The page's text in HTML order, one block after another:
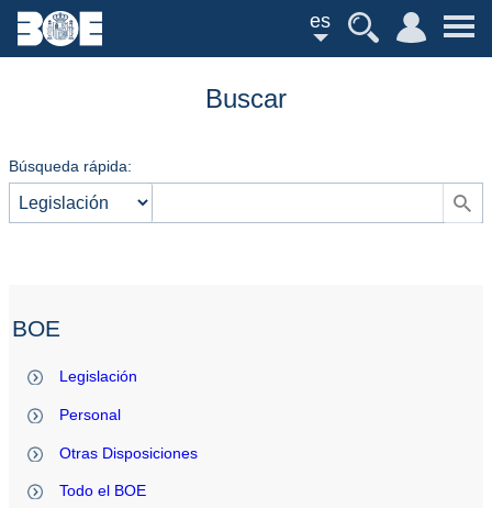
es
Buscar
Búsqueda rápida:
BOE
Legislación
Personal
Otras Disposiciones
Todo el BOE